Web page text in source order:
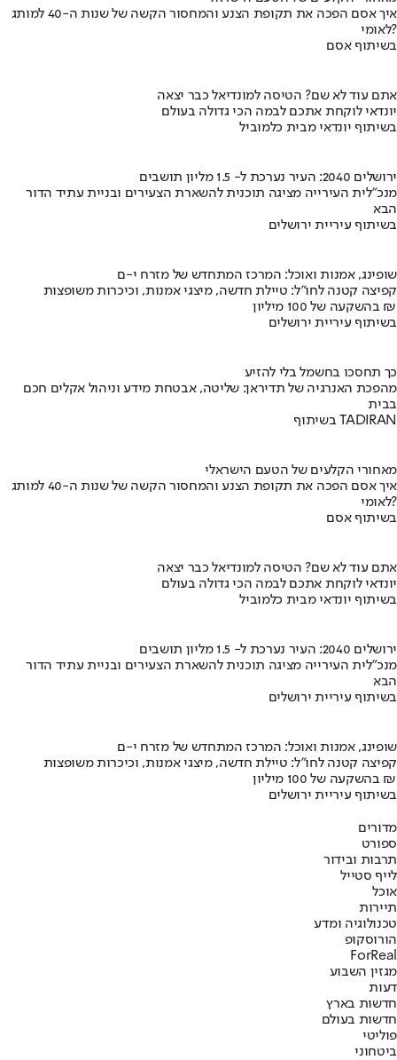
איך אסם הפכה את תקופת הצנע והמחסור הקשה של שנות ה-40 למותג
לאומי?
בשיתוף אסם
אתם עוד לא שם? הטיסה למונדיאל כבר יצאה
יונדאי לוקחת אתכם לבמה הכי גדולה בעולם
בשיתוף יונדאי מבית כלמוביל
ירושלים 2040: העיר נערכת ל- 1.5 מליון תושבים
מנכ"לית העירייה מציגה תוכנית להשארת הצעירים ובניית עתיד הדור
הבא
בשיתוף עיריית ירושלים
שופינג, אמנות ואוכל: המרכז המתחדש של מזרח י-ם
קפיצה קטנה לחו"ל: טיילת חדשה, מיצגי אמנות, וכיכרות משופצות
בהשקעה של 100 מיליון ₪
בשיתוף עיריית ירושלים
כך תחסכו בחשמל בלי להזיע
מהפכת האנרגיה של תדיראן: שליטה, אבטחת מידע וניהול אקלים חכם
בבית
בשיתוף TADIRAN
מאחורי הקלעים של הטעם הישראלי
איך אסם הפכה את תקופת הצנע והמחסור הקשה של שנות ה-40 למותג
לאומי?
בשיתוף אסם
אתם עוד לא שם? הטיסה למונדיאל כבר יצאה
יונדאי לוקחת אתכם לבמה הכי גדולה בעולם
בשיתוף יונדאי מבית כלמוביל
ירושלים 2040: העיר נערכת ל- 1.5 מליון תושבים
מנכ"לית העירייה מציגה תוכנית להשארת הצעירים ובניית עתיד הדור
הבא
בשיתוף עיריית ירושלים
שופינג, אמנות ואוכל: המרכז המתחדש של מזרח י-ם
קפיצה קטנה לחו"ל: טיילת חדשה, מיצגי אמנות, וכיכרות משופצות
בהשקעה של 100 מיליון ₪
בשיתוף עיריית ירושלים
מדורים
ספורט
תרבות ובידור
לייף סטייל
אוכל
תיירות
טכנולוגיה ומדע
הורוסקופ
ForReal
מגזין השבוע
דעות
חדשות בארץ
חדשות בעולם
פוליטי
ביטחוני